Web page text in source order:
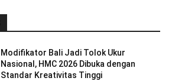
Modifikator Bali Jadi Tolok Ukur
Nasional, HMC 2026 Dibuka dengan
Standar Kreativitas Tinggi